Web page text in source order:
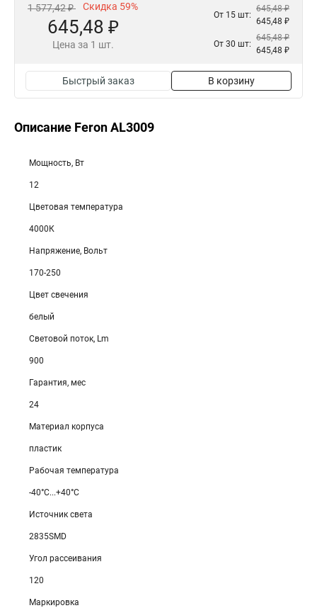
1 577,42 ₽ Скидка 59%
645,48 ₽
Цена за 1 шт.
От 15 шт:
645,48 ₽
645,48 ₽
От 30 шт:
645,48 ₽
645,48 ₽
Быстрый заказ В корзину
Описание Feron AL3009
Мощность, Вт
12
Цветовая температура
4000К
Напряжение, Вольт
170-250
Цвет свечения
белый
Световой поток, Lm
900
Гарантия, мес
24
Материал корпуса
пластик
Рабочая температура
-40°C...+40°C
Источник света
2835SMD
Угол рассеивания
120
Маркировка